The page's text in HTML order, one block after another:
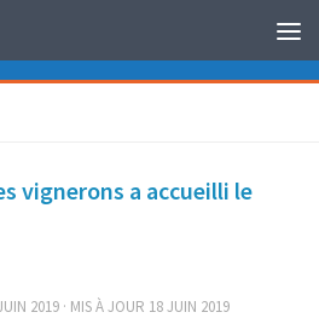
vignerons a accueilli le
2019 · MIS À JOUR 18 JUIN 2019